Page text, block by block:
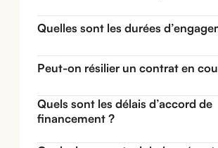
Quelles sont les durées
Peut-on résilier un contrat en
Quels sont les délais d’accord de
financement ?